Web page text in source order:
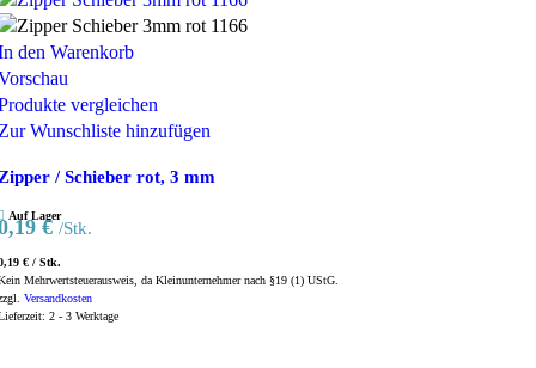
den Warenkorb
vergleichen
Wunschliste hinzufügen
/ Schieber rot, 3 mm
Auf Lager
€ /Stk.
€ / Stk.
Mehrwertsteuerausweis, da Kleinunternehmer nach §19 (1) UStG.
Versandkosten
2 - 3 Werktage